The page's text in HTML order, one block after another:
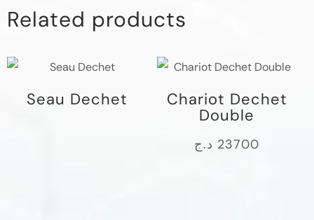
Related products
Seau Dechet Chariot Dechet
Double
23700 د.ج